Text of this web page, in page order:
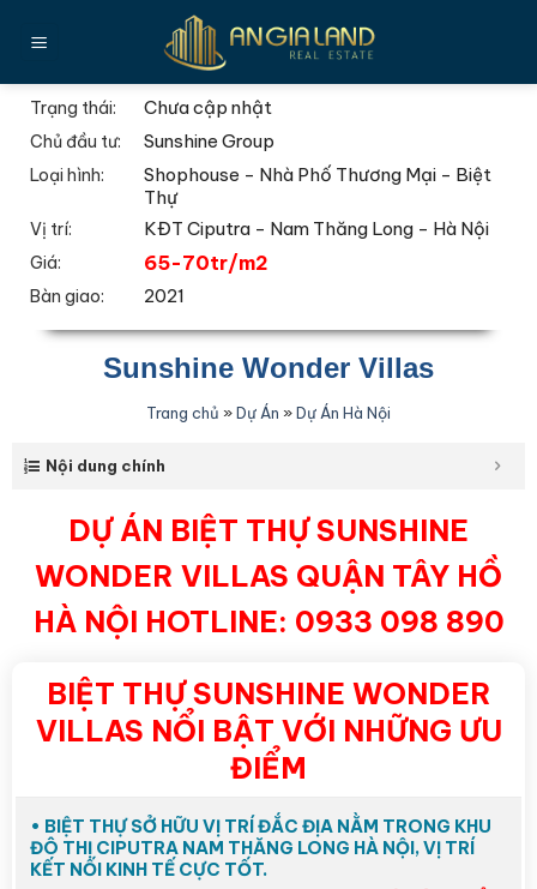
qua
dungTrạng thái: Chưa cập nhật
Chủ đầu tư: Sunshine Group
Loại hình:
Shophouse - Nhà Phố Thương Mại - Biệt
Thự
Vị trí: KĐT Ciputra - Nam Thăng Long - Hà Nội
Giá: 65-70tr/m2
Bàn giao: 2021
Sunshine Wonder Villas
Trang chủ »Dự Án »Dự Án Hà Nội
Nội dung chính
DỰ ÁN BIỆT THỰ SUNSHINE
WONDER VILLAS QUẬN TÂY HỒ
HÀ NỘI HOTLINE: 0933 098 890
BIỆT THỰ SUNSHINE WONDER
VILLAS NỔI BẬT VỚI NHỮNG ƯU
ĐIỂM
• BIỆT THỰ SỞ HỮU VỊ TRÍ ĐẮC ĐỊA NẰM TRONG KHU
ĐÔ THỊ CIPUTRA NAM THĂNG LONG HÀ NỘI, VỊ TRÍ
KẾT NỐI KINH TẾ CỰC TỐT.